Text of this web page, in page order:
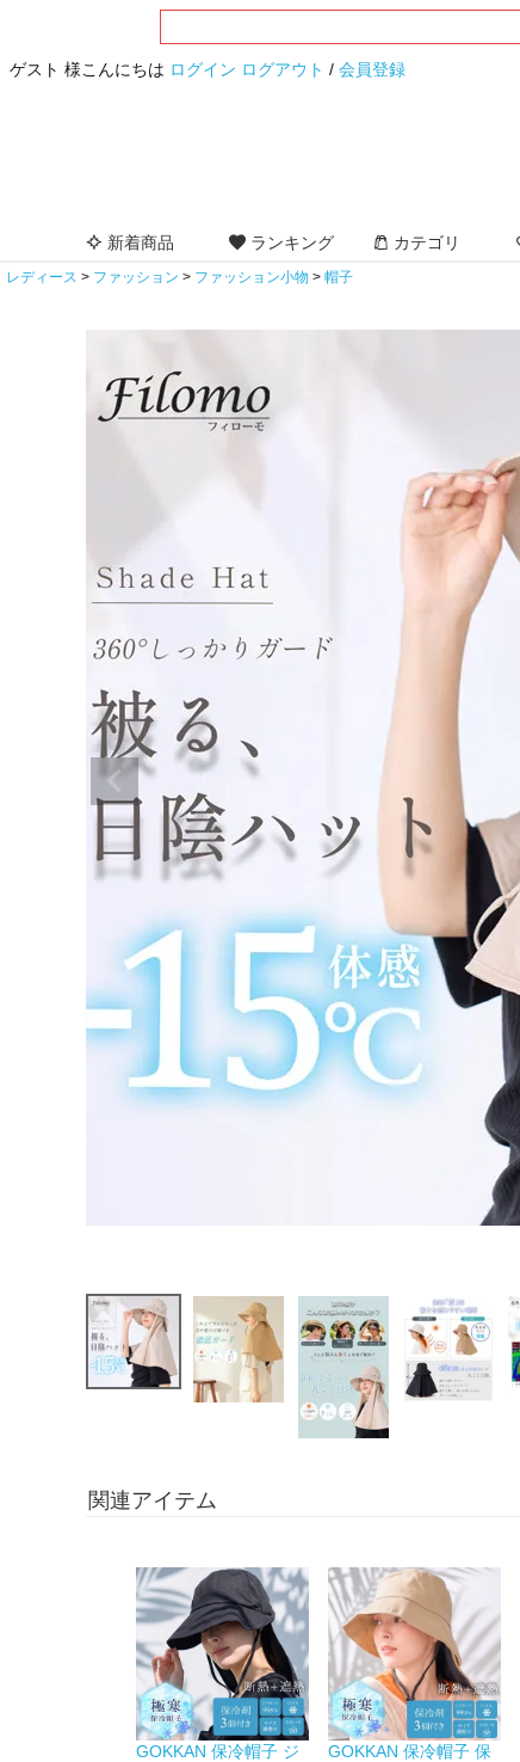
ゲスト 様こんにちは ログイン ログアウト / 会員登録
新着商品 ランキング カテゴリ
レディース ファッション ファッション小物 帽子
関連アイテム
GOKKAN 保冷帽子 ジ
GOKKAN 保冷帽子 保